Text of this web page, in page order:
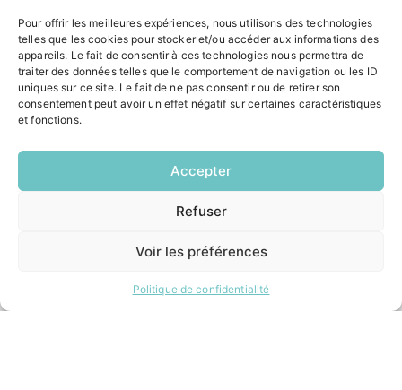
Pour offrir les meilleures expériences, nous utilisons des technologies
telles que les cookies pour stocker et/ou accéder aux informations des
appareils. Le fait de consentir à ces technologies nous permettra de
traiter des données telles que le comportement de navigation ou les ID
uniques sur ce site. Le fait de ne pas consentir ou de retirer son
consentement peut avoir un effet négatif sur certaines caractéristiques
et fonctions.
Accepter
Refuser
Voir les préférences
Politique de confidentialité
Formalités administratives
Restauration scolaire
Demander un composteur
INFORMATIONS LÉGALES
Politique de confidentialité